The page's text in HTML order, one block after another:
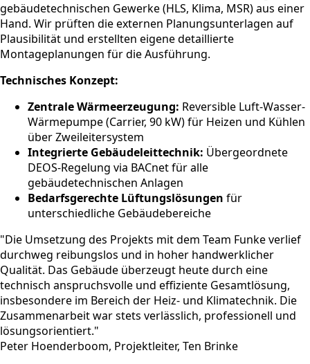
gebäudetechnischen Gewerke (HLS, Klima, MSR) aus einer
Hand. Wir prüften die externen Planungsunterlagen auf
Plausibilität und erstellten eigene detaillierte
Montageplanungen für die Ausführung.
Technisches Konzept:
Zentrale Wärmeerzeugung: Reversible Luft-Wasser-
Wärmepumpe (Carrier, 90 kW) für Heizen und Kühlen
über Zweileitersystem
Integrierte Gebäudeleittechnik: Übergeordnete
DEOS-Regelung via BACnet für alle
gebäudetechnischen Anlagen
Bedarfsgerechte Lüftungslösungen für
unterschiedliche Gebäudebereiche
"Die Umsetzung des Projekts mit dem Team Funke verlief
durchweg reibungslos und in hoher handwerklicher
Qualität. Das Gebäude überzeugt heute durch eine
technisch anspruchsvolle und effiziente Gesamtlösung,
insbesondere im Bereich der Heiz- und Klimatechnik. Die
Zusammenarbeit war stets verlässlich, professionell und
lösungsorientiert."
Peter Hoenderboom, Projektleiter, Ten Brinke